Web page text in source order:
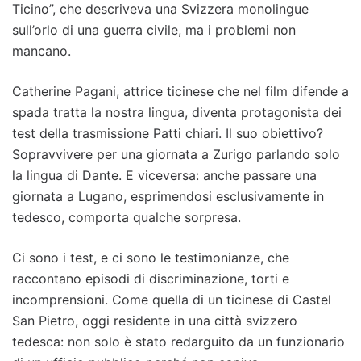
Ticino”, che descriveva una Svizzera monolingue
sull’orlo di una guerra civile, ma i problemi non
mancano.
Catherine Pagani, attrice ticinese che nel film difende a
spada tratta la nostra lingua, diventa protagonista dei
test della trasmissione Patti chiari. Il suo obiettivo?
Sopravvivere per una giornata a Zurigo parlando solo
la lingua di Dante. E viceversa: anche passare una
giornata a Lugano, esprimendosi esclusivamente in
tedesco, comporta qualche sorpresa.
Ci sono i test, e ci sono le testimonianze, che
raccontano episodi di discriminazione, torti e
incomprensioni. Come quella di un ticinese di Castel
San Pietro, oggi residente in una città svizzero
tedesca: non solo è stato redarguito da un funzionario